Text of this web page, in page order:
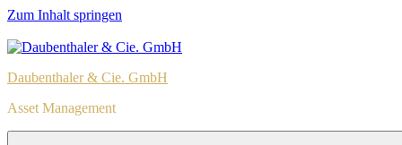
Zum Inhalt springen
Daubenthaler & Cie. GmbH
Asset Management